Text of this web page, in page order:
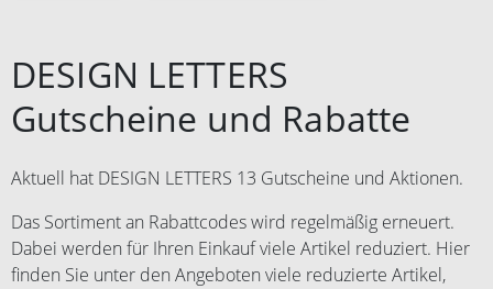
DESIGN LETTERS
Gutscheine und Rabatte
Aktuell hat DESIGN LETTERS 13 Gutscheine und Aktionen.
Das Sortiment an Rabattcodes wird regelmäßig erneuert.
Dabei werden für Ihren Einkauf viele Artikel reduziert. Hier
finden Sie unter den Angeboten viele reduzierte Artikel,